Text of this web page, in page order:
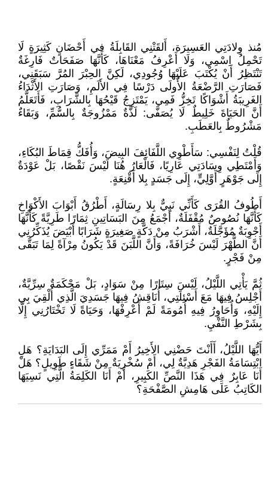
مُنذ وِلادَتِي العَسِيرَة، أَلقَتْنِي القَابِلَةُ في أَحْضَانٍ كَثِيرَةٍ لَا
تَحْمِلُ اِسْمِي، وَلَا أَعْرِفُ مَعْنَاهَا، كَأَنَّهَا صَفَحَاتٌ فَارِغَةٌ
تَنْتَظِرُ أَنْ يُكْتَبَ عَلَيْهَا وُجُودِي، لَكِنَّ الحِبْرَ المُرَّ سَبَقَنِي،
فَصَارَتِ الرَّضْعَةُ الأُولَى دَرْسًا فِي الأَلَمِ، وَصَارَتِ الأَثْدَاءُ
الغَرِيبَةُ أَشْوَاكًا تَخِزُّ فَمِي، يَمْتَزِجُ قَيْحُهَا بِالشَّرَابِ، فَأَتَعَلَّمُ
أَنَّ الحَيَاةَ خَلِيطٌ لَا يُصَفَّى: لَذَّةٌ مَمْزُوجَةٌ بِالسُّمِّ، وَبَقَاءٌ
مَشْرُوطٌ بِالعَطَبِ.
قُلْتُ لِنَفْسِي: سَأَطْوِي اللَّفَائِفَ البِيضَ، وَأُفَكُّ قِمَاطَ البُكَاءِ،
وَأَمْتَطِي وِسَادَتِي عَارِيًا، فَالْعَارُ هُنَا لَيْسَ نَقْصًا، بَلْ عَوْدَةٌ
إِلَى جَوْهَرٍ أَوَّلِيٍّ، إِلَى جَسَدٍ بِلا أَقْنِعَةٍ.
أَطُوفُ القُرَى كَأَنِّي نَبِيٌّ بِلا رِسَالَةٍ، أَطْرُقُ أَبْوَابَ الأَكْوَاخِ
كَأَنَّهَا نُصُوصٌ مُقْفَلَةٌ، أَجْمَعُ مِنَ البَسَاتِينِ ثِمَارًا طَرِيَّةً كَأَنَّهَا
أَجْوِبَةٌ مُؤَجَّلَةٌ، أَشْرَبُ مِنْ دَكَّةٍ صَغِيرَةٍ شَرَابًا أَبْيَضَ يُذَكِّرُنِي
أَنَّ الطُّهْرَ لَيْسَ خُرَافَةً، وَأَنَّ اللَّبَنَ قَدْ يَكُونُ مِرْآةً لِمَا تَبَقَّى
مِنْ فَجْرٍ.
ثُمَّ يَأْتِي اللَّيْلُ، لَيْسَ سِتَارًا مِنْ سَوَادٍ، بَلْ مَحْكَمَةٌ سِرِّيَّةٌ،
أَجْلِسُ فِيهَا مَعَ أَسْئِلَتِي، أُنَاقِشُ فِيهَا جَسَدِيَ الَّذِي أُلْقِيَ بِي
إِلَيْهِ، وَأُحَاوِرُ فِيهِ أُمُومَةً لَمْ أَعْرِفْهَا، وَحَيَاةً لَا تَخْتَارُنِي إِلَّا
بِشَرْطِ النَّفْيِ.
أَيُّهَا اللَّيْلُ، أَأَنْتَ حَضْنِي الأَخِيرُ أَمْ مَمَرِّي إِلَى البَدَايَةِ؟ هَلِ
ابْتِسَامَةُ الفَجْرِ هَدِيَّةٌ لِي، أَمْ سُخْرِيَةٌ مِنْ شَقَاءٍ طَوِيلٍ؟ هَلْ
أَنَا عَابِرٌ فِي هَذَا النَّصِّ الكَبِيرِ، أَمْ أَنَا الكَلِمَةُ الَّتِي نَسِيَهَا
الكَاتِبُ عَلَى هَامِشِ الصَّفْحَةِ؟